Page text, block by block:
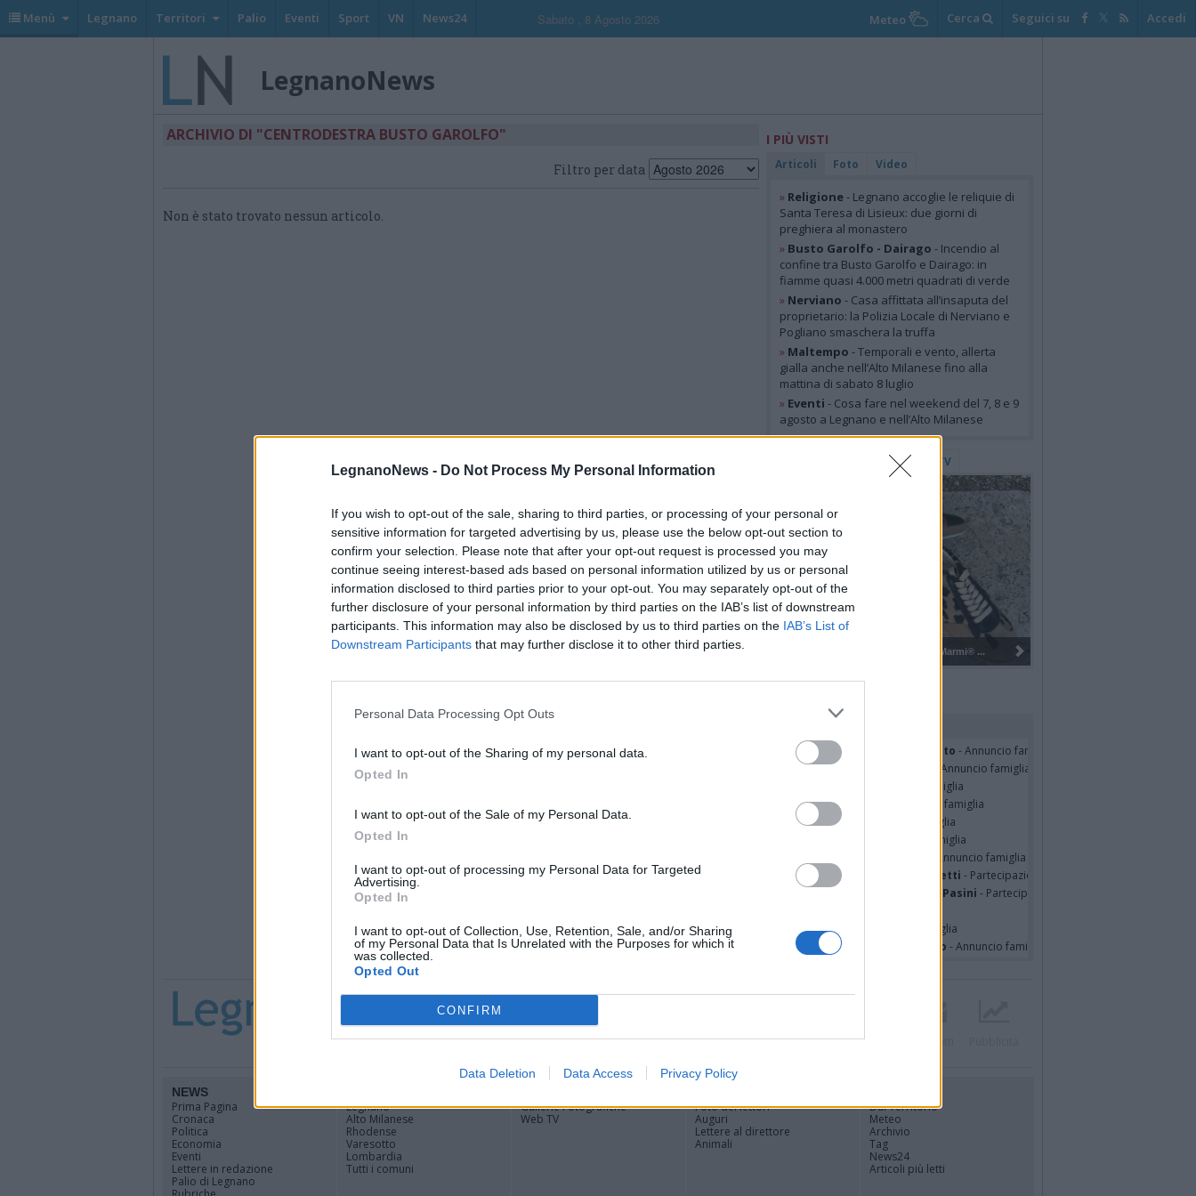
LegnanoNews - Do Not Process My Personal Information
If you wish to opt-out of the sale, sharing to third parties, or processing of your personal or
sensitive information for targeted advertising by us, please use the below opt-out section to
confirm your selection. Please note that after your opt-out request is processed you may
continue seeing interest-based ads based on personal information utilized by us or personal
information disclosed to third parties prior to your opt-out. You may separately opt-out of the
further disclosure of your personal information by third parties on the IAB’s list of downstream
participants. This information may also be disclosed by us to third parties on the IAB’s List of
Downstream Participants that may further disclose it to other third parties.
Personal Data Processing Opt Outs
I want to opt-out of the Sharing of my personal data.
Opted In
I want to opt-out of the Sale of my Personal Data.
Opted In
I want to opt-out of processing my Personal Data for Targeted
Advertising.
Opted In
I want to opt-out of Collection, Use, Retention, Sale, and/or Sharing
of my Personal Data that Is Unrelated with the Purposes for which it
was collected.
Opted Out
CONFIRM
Data Deletion Data Access Privacy Policy
Menù Legnano Territori Palio Eventi Sport VN News24 Sabato , 8 Agosto 2026 Meteo Cerca Seguici su Accedi
LegnanoNews
ARCHIVIO DI "CENTRODESTRA BUSTO GAROLFO"
Filtro per data
Non è stato trovato nessun articolo.
I PIÙ VISTI
Articoli Foto Video
» Religione- Legnano accoglie le reliquie di
Santa Teresa di Lisieux: due giorni di
preghiera al monastero
» Busto Garolfo - Dairago - Incendio al
confine tra Busto Garolfo e Dairago: in
fiamme quasi 4.000 metri quadrati di verde
» Nerviano - Casa affittata all’insaputa del
proprietario: la Polizia Locale di Nerviano e
Pogliano smaschera la truffa
» Maltempo - Temporali e vento, allerta
gialla anche nell’Alto Milanese fino alla
mattina di sabato 8 luglio
» Eventi - Cosa fare nel weekend del 7, 8 e 9
agosto a Legnano e nell’Alto Milanese
Gallerie Fotografiche WebTV
Gli Ambulanti di Forte dei Marmi® ...
Alverina Martini ved. Cecconato - Annuncio famiglia
Cornelia Masini Ved. Pagani
- Annuncio famiglia
- Annuncio famiglia
Alessando Colombo
- Annuncio famiglia
Giuseppe Fava
- Annuncio famiglia
- Annuncio famiglia
- Annuncio famiglia
Gianfranco Schieroni Giacometti - Partecipazione
Clementina Martinenghi ved. Pasini - Partecipazione
Achille Mazzini
- Annuncio famiglia
Teresa Squicciarini ved. Greco - Annuncio famiglia
Registrati Redazione Invia notizia Feed RSS Facebook Twitter Instagram
NEWS
Prima Pagina
Cronaca
Politica
Economia
Eventi
Lettere in redazione
Palio di Legnano
Legnano
Alto Milanese
Rhodense
Varesotto
Lombardia
Tutti i comuni
Gallerie Fotografiche
Web TV
Foto dei lettori
Auguri
Lettere al direttore
Animali
Dal Territorio
Meteo
Archivio
Tag
News24
Articoli più letti